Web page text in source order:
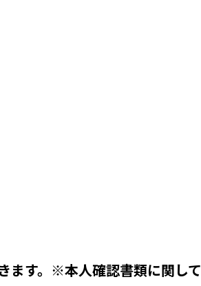
ます。※本人確認書類に関して